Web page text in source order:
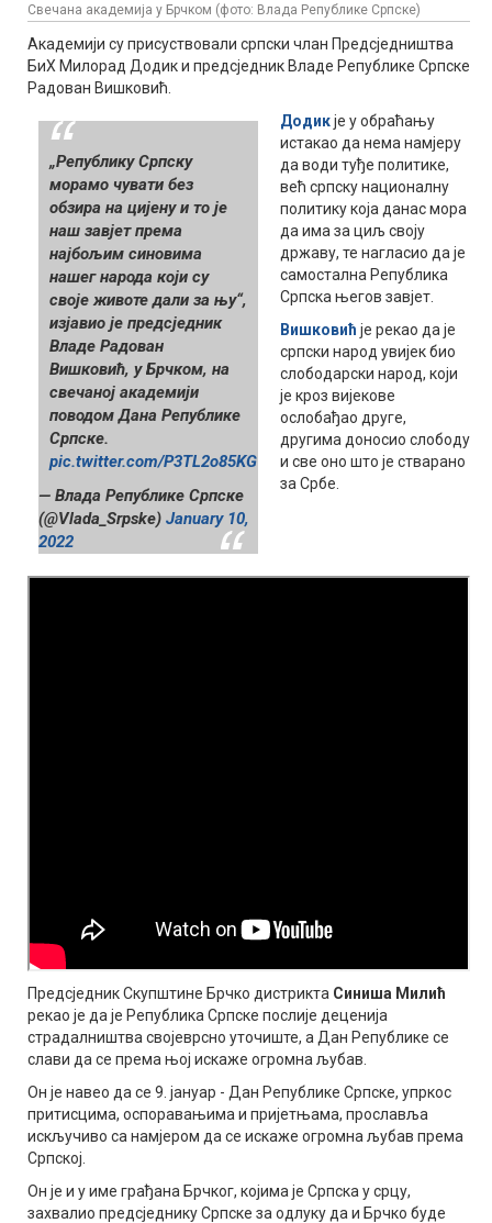
Свечана академија у Брчком (фото: Влада Републике Српске)
Академији су присуствовали српски члан Предсједништва
БиХ Милорад Додик и предсједник Владе Републике Српске
Радован Вишковић.
„Републику Српску
морамо чувати без
обзира на цијену и то је
наш завјет према
најбољим синовима
нашег народа који су
своје животе дали за њу“,
изјавио је предсједник
Владе Радован
Вишковић, у Брчком, на
свечаној академији
поводом Дана Републике
Српске.
pic.twitter.com/P3TL2o85KG
— Влада Републике Српске
(@Vlada_Srpske) January 10,
2022
Додикје у обраћању
истакао да нема намјеру
да води туђе политике,
већ српску националну
политику која данас мора
да има за циљ своју
државу, те нагласио да је
самостална Република
Српска његов завјет.
Вишковић је рекао да је
српски народ увијек био
слободарски народ, који
је кроз вијекове
ослобађао друге,
другима доносио слободу
и све оно што је стварано
за Србе.
Предсједник Скупштине Брчко дистрикта Синиша Милић
рекао је да је Република Српске послије деценија
страдалништва својеврсно уточиште, а Дан Републике се
слави да се према њој искаже огромна љубав.
Он је навео да се 9. јануар - Дан Републике Српске, упркос
притисцима, оспоравањима и пријетњама, прославља
искључиво са намјером да се искаже огромна љубав према
Српској.
Он је и у име грађана Брчког, којима је Српска у срцу,
захвалио предсједнику Српске за одлуку да и Брчко буде